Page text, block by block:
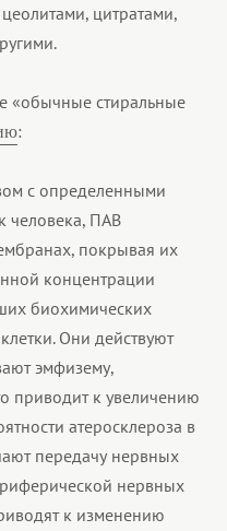
цитратами,
«обычные стиральные
:
с определенными
человека, ПАВ
покрывая их
концентрации
биохимических
Они действуют
эмфизему,
приводит к увеличению
атеросклероза в
передачу нервных
нервных
к изменению